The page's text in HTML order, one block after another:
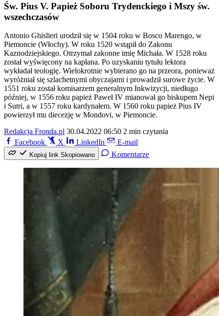
Św. Pius V. Papież Soboru Trydenckiego i Mszy św.
wszechczasów
Antonio Ghislieri urodził się w 1504 roku w Bosco Marengo, w
Piemoncie (Włochy). W roku 1520 wstąpił do Zakonu
Kaznodziejskiego. Otrzymał zakonne imię Michała. W 1528 roku
został wyświęcony na kapłana. Po uzyskaniu tytułu lektora
wykładał teologię. Wielokrotnie wybierano go na przeora, ponieważ
wyróżniał się szlachetnymi obyczajami i prowadził surowe życie. W
1551 roku został komisarzem generalnym Inkwizycji, niedługo
później, w 1556 roku papież Paweł IV mianował go biskupem Nepi
i Sutri, a w 1557 roku kardynałem. W 1560 roku papież Pius IV
powierzył mu diecezję w Mondovi, w Piemoncie.
Redakcja Fronda.pl 30.04.2022 06:50 2 min czytania
Facebook
X LinkedIn E-mail
Kopiuj link Skopiowano Komentarze